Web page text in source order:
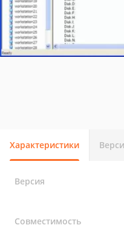
Характеристики
Версия
Совместимость